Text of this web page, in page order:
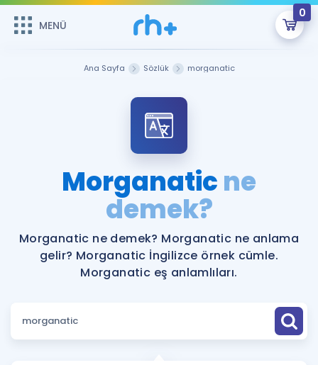
MENÜ
0
Şifremi Hatırlamıyorum
Sepetin Şu An Boş.
Remzi Hoca ile seni sınava hazırlayacak onlarca eğitim seni
bekliyor!
MENÜ
Katılımcı Görüşleri
Faydalı Araçlar
Ücretsiz Kaynaklar
Puan Hesaplama
İngilizce Gramer
Ana Sayfa Sözlük morganatic
Morganaticne
demek?
Morganatic ne demek? Morganatic ne anlama
gelir? Morganatic İngilizce örnek cümle.
Morganatic eş anlamlıları.